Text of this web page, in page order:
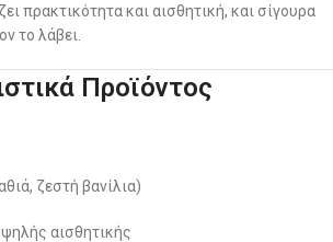
πρακτικότητα και αισθητική, και σίγουρα
το λάβει.
Προϊόντος
ζεστή βανίλια)
αισθητικής